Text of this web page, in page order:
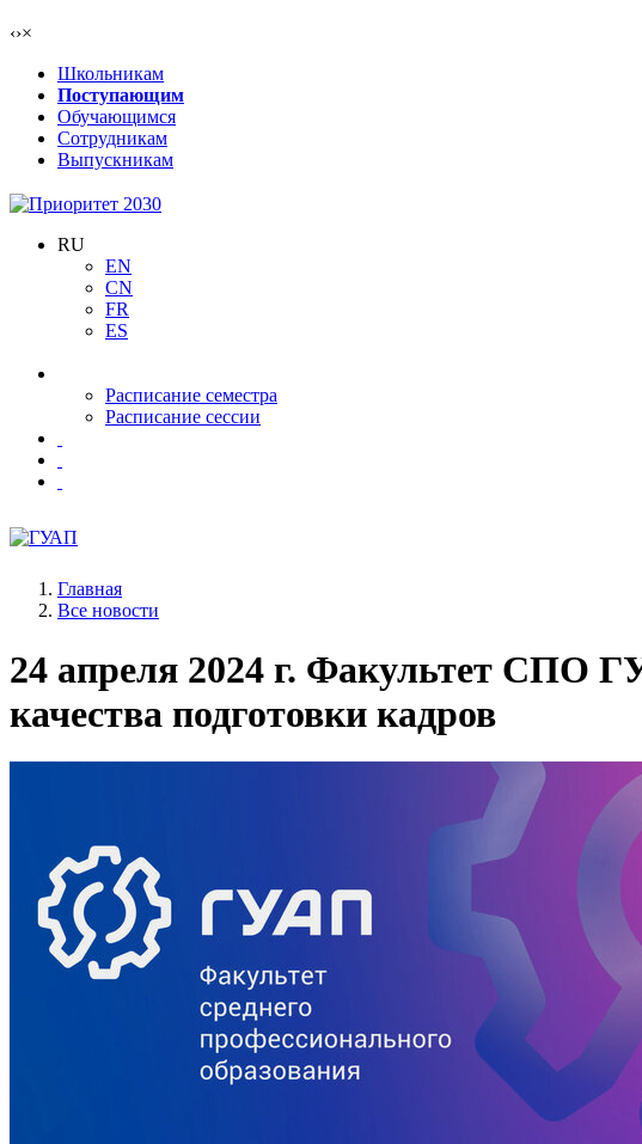
‹›×
Школьникам
Поступающим
Обучающимся
Сотрудникам
Выпускникам
RU
EN
CN
FR
ES
Расписание семестра
Расписание сессии
Главная
Все новости
24 апреля 2024 г. Факультет СПО
качества подготовки кадров